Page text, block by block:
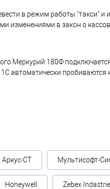
в режим работы "такси"
изменениями в закон о
Меркурий 180Ф
автоматически пробиваются
Аркус-СТ Мультисофт-
Honeywell Zebex